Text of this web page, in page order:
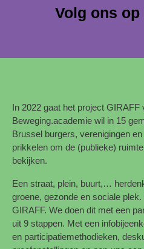
Volg ons
In 2022 gaat het project GIRAFF
Beweging.academie wil in 15
Brussel burgers, verenigingen
prikkelen om de (publieke)
bekijken.
Een straat, plein, buurt,…
groene, gezonde en sociale
GIRAFF. We doen dit met een
uit 9 stappen. Met een
en participatiemethodieken,